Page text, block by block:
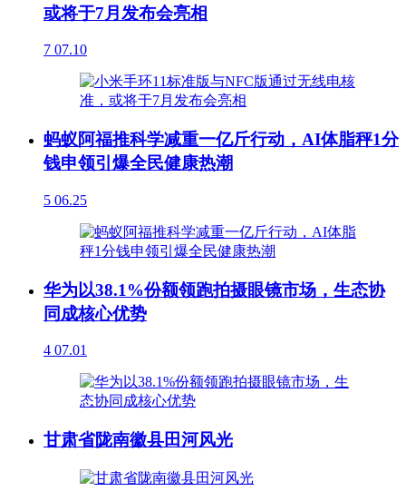
或将于7月发布会亮相
7 07.10
蚂蚁阿福推科学减重一亿斤行动，AI体脂秤1分
钱申领引爆全民健康热潮
5 06.25
华为以38.1%份额领跑拍摄眼镜市场，生态协
同成核心优势
4 07.01
甘肃省陇南徽县田河风光